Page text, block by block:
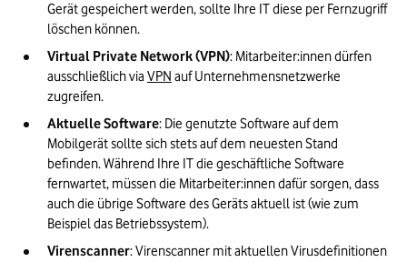
Gerät gespeichert werden, sollte Ihre IT diese per Fernzugriff
löschen können.
Virtual Private Network (VPN): Mitarbeiter:innen dürfen
ausschließlich via VPN auf Unternehmensnetzwerke
zugreifen.
Aktuelle Software: Die genutzte Software auf dem
Mobilgerät sollte sich stets auf dem neuesten Stand
befinden. Während Ihre IT die geschäftliche Software
fernwartet, müssen die Mitarbeiter:innen dafür sorgen, dass
auch die übrige Software des Geräts aktuell ist (wie zum
Beispiel das Betriebssystem).
Virenscanner: Virenscanner mit aktuellen Virusdefinitionen